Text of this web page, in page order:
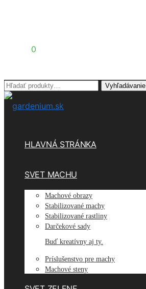
0
Hľadať: Vyhľadávanie
HLAVNÁ STRÁNKA
SVET MACHU
Machové obrazy
Stabilizované machy
Stabilizované rastliny
Darčekové sady
Buď kreatívny aj ty.
Príslušenstvo pre machy
Machové steny